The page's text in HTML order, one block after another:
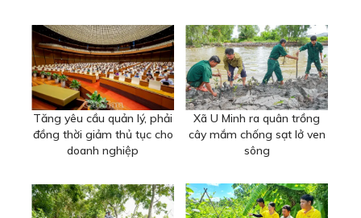
Tăng yêu cầu quản lý, phải
đồng thời giảm thủ tục cho
doanh nghiệp
Xã U Minh ra quân trồng
cây mắm chống sạt lở ven
sông